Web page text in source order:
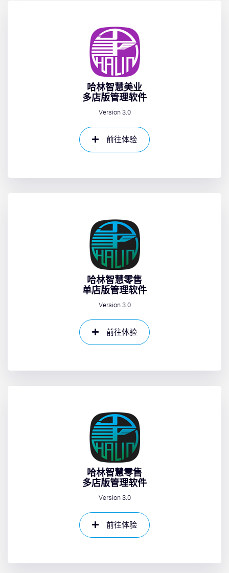
哈林智慧美业
多店版管理软件
Version 3.0
前往体验
哈林智慧零售
单店版管理软件
Version 3.0
前往体验
哈林智慧零售
多店版管理软件
Version 3.0
前往体验